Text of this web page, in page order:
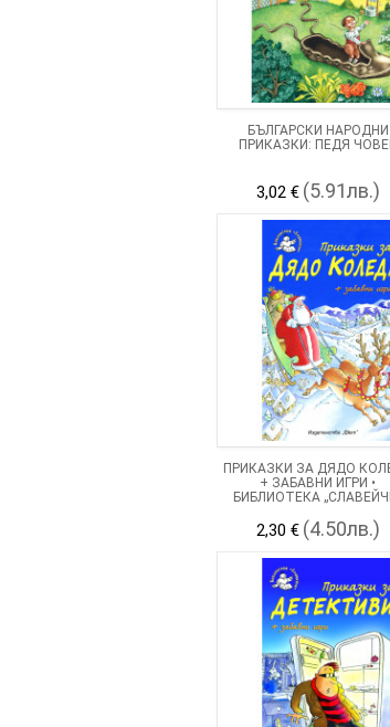
БЪЛГАРСКИ НАРОДНИ
ПРИКАЗКИ: ПЕДЯ
3,02 € (5.91лв.)
ПРИКАЗКИ ЗА ДЯДО
+ ЗАБАВНИ ИГРИ •
БИБЛИОТЕКА
2,30 € (4.50лв.)